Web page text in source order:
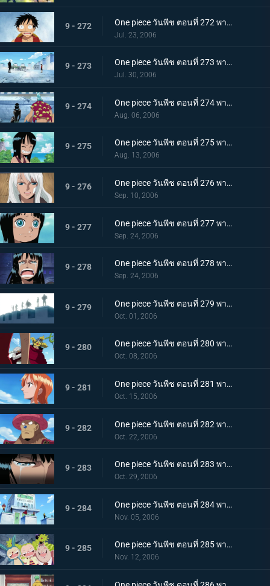
9 - 272 One piece วันพีช ตอนที่ 272 พากย์ไทย เบื้องหน้าลูฟี่! รวมพลกันที่ลานหน้าศาล!
Jul. 23, 2006
9 - 273 One piece วันพีช ตอนที่ 273 พากย์ไทย ปกป้องพวกพ้องทุกคนให้ได้! เดินหน้าเกียร์สอง!
Jul. 30, 2006
9 - 274 One piece วันพีช ตอนที่ 274 พากย์ไทย ตอบสิโรบิ้น! เสียงตะโกนของกลุ่มหมวกฟาง!
Aug. 06, 2006
9 - 275 One piece วันพีช ตอนที่ 275 พากย์ไทย อดีตของโรบิ้น! สาวน้อยที่ถูกเรียกว่าปีศาจ!
Aug. 13, 2006
9 - 276 One piece วันพีช ตอนที่ 276 พากย์ไทย แม่ลูกฟ้าลิขิต ชื่อของแม่คือ "โอลิเวีย"
Sep. 10, 2006
9 - 277 One piece วันพีช ตอนที่ 277 พากย์ไทย โศกนาฏกรรมของโอฮาร่า! ความหวาดหวั่นของบัสเตอร์คอล!
Sep. 24, 2006
9 - 278 One piece วันพีช ตอนที่ 278 พากย์ไทย พูดออกมาสิว่าอยากจะมีชีวิตอยู่! พวกเราคือพวกพ้อง!!
Sep. 24, 2006
9 - 279 One piece วันพีช ตอนที่ 279 พากย์ไทย กระโดดลงไป! ความรู้สึกของลูฟี่!!
Oct. 01, 2006
9 - 280 One piece วันพีช ตอนที่ 280 พากย์ไทย เส้นทางของลูกผู้ชาย! คำสัญญาของโซโลและความฝันของอุซป
Oct. 08, 2006
9 - 281 One piece วันพีช ตอนที่ 281 พากย์ไทย น้ำตาที่สานมิตรภาพของเพื่อนพ้อง! แผนที่โลกของนามิ
Oct. 15, 2006
9 - 282 One piece วันพีช ตอนที่ 282 พากย์ไทย บทบาทของชายผู้บริสุทธิ์! ซันจิ และ ช็อปเปอร์
Oct. 22, 2006
9 - 283 One piece วันพีช ตอนที่ 283 พากย์ไทย ทั้งหมดก็เพื่อพวกพ้อง! โรบิ้นในความมืด!
Oct. 29, 2006
9 - 284 One piece วันพีช ตอนที่ 284 พากย์ไทย ไม่เชื่อมั่นในแบบแปลน! การตัดสินใจของแฟรงกี้!
Nov. 05, 2006
9 - 285 One piece วันพีช ตอนที่ 285 พากย์ไทย ชิงกุญแจทั้ง 5 ดอก! กลุ่มหมวกฟางปะทะ CP9
Nov. 12, 2006